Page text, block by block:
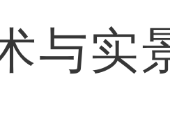
与实